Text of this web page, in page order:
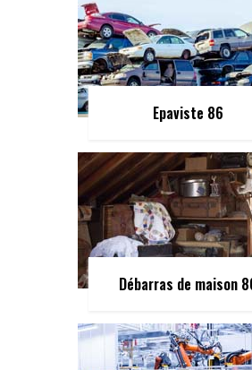
Epaviste 86
Débarras de maison